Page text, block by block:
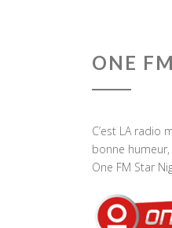
ONE FM
C’est LA radio
bonne
One FM Star